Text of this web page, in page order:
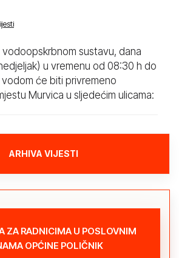
sustavu, dana
u vremenu od 08:30 h do
će biti privremeno
Murvica u sljedećim ulicama:
ARHIVA VIJESTI
ZA RADNICIMA U POSLOVNIM
OPĆINE POLIČNIK